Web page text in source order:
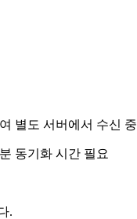
별도 서버에서 수신 중
동기화 시간 필요
.